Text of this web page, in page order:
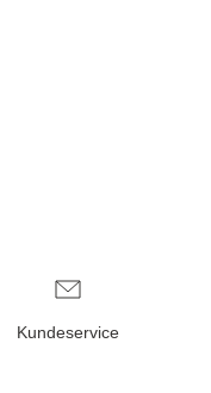
Kundeservice